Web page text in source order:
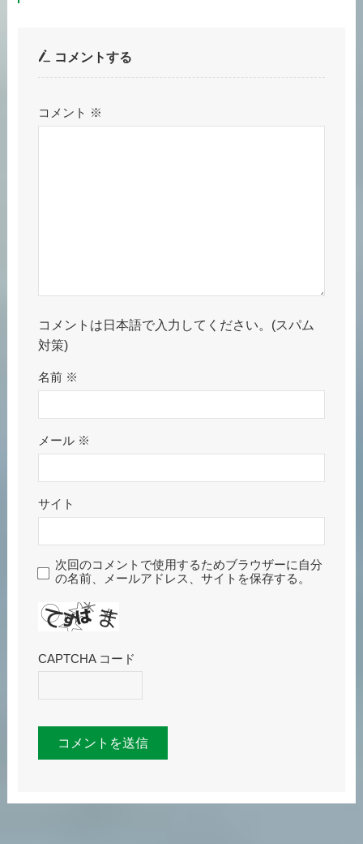
コメントする
コメント ※
コメントは日本語で入力してください。(スパム
対策)
名前 ※
メール ※
サイト
次回のコメントで使用するためブラウザーに自分
の名前、メールアドレス、サイトを保存する。
CAPTCHA コード